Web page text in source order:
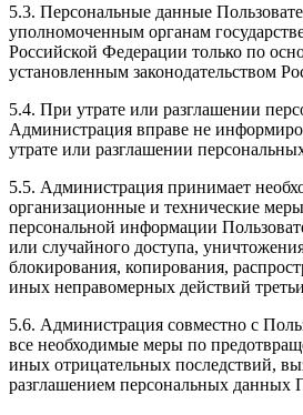
5.3. Персональные данные
уполномоченным органам
Российской Федерации только по
установленным законодательством
5.4. При утрате или разглашении
Администрация вправе не
утрате или разглашении
5.5. Администрация принимает
организационные и технические
персональной информации
или случайного доступа,
блокирования, копирования,
иных неправомерных действий
5.6. Администрация совместно с
все необходимые меры по
иных отрицательных последствий,
разглашением персональных данных